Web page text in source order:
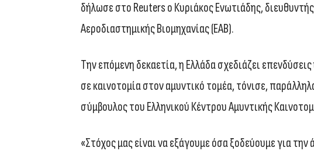
δήλωσε στο Reuters ο Κυριάκος Ενωτιάδης,
Αεροδιαστημικής Βιομηχανίας (ΕΑΒ).
Την επόμενη δεκαετία, η Ελλάδα σχεδιάζει
σε καινοτομία στον αμυντικό τομέα, τόνισε,
σύμβουλος του Ελληνικού Κέντρου Αμυντικής
«Στόχος μας είναι να εξάγουμε όσα ξοδεύουμε για